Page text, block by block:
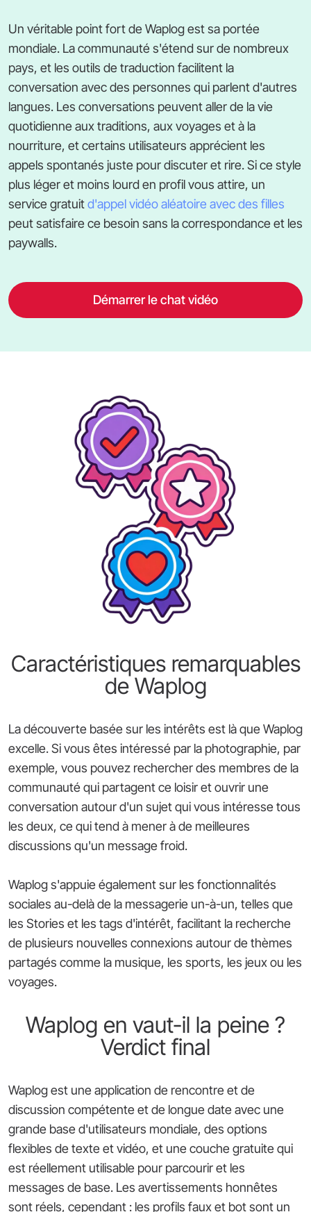
Un véritable point fort de Waplog est sa portée
mondiale. La communauté s'étend sur de nombreux
pays, et les outils de traduction facilitent la
conversation avec des personnes qui parlent d'autres
langues. Les conversations peuvent aller de la vie
quotidienne aux traditions, aux voyages et à la
nourriture, et certains utilisateurs apprécient les
appels spontanés juste pour discuter et rire. Si ce style
plus léger et moins lourd en profil vous attire, un
service gratuitd'appel vidéo aléatoire avec des filles
peut satisfaire ce besoin sans la correspondance et les
paywalls.
Démarrer le chat vidéo
Caractéristiques remarquables
de Waplog
La découverte basée sur les intérêts est là que Waplog
excelle. Si vous êtes intéressé par la photographie, par
exemple, vous pouvez rechercher des membres de la
communauté qui partagent ce loisir et ouvrir une
conversation autour d'un sujet qui vous intéresse tous
les deux, ce qui tend à mener à de meilleures
discussions qu'un message froid.
Waplog s'appuie également sur les fonctionnalités
sociales au-delà de la messagerie un-à-un, telles que
les Stories et les tags d'intérêt, facilitant la recherche
de plusieurs nouvelles connexions autour de thèmes
partagés comme la musique, les sports, les jeux ou les
voyages.
Waplog en vaut-il la peine ?
Verdict final
Waplog est une application de rencontre et de
discussion compétente et de longue date avec une
grande base d'utilisateurs mondiale, des options
flexibles de texte et vidéo, et une couche gratuite qui
est réellement utilisable pour parcourir et les
messages de base. Les avertissements honnêtes
sont réels, cependant : les profils faux et bot sont un